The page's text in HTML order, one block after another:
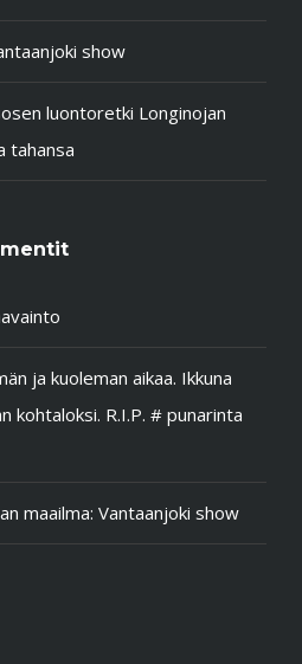
show
luontoretki Longinojan
tahansa
ja kuoleman aikaa. Ikkuna
kohtaloksi. R.I.P. # punarinta
maailma: Vantaanjoki show